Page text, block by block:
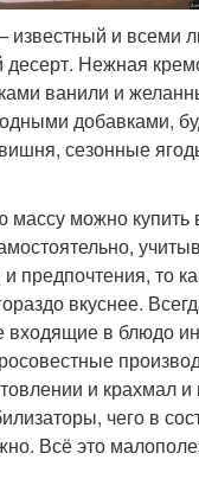
известный и всеми
Нежная
ванили и
добавками,
сезонные
массу можно купить
предпочтения, то
вкуснее.
входящие в блюдо
и крахмал и
чего в
Всё это